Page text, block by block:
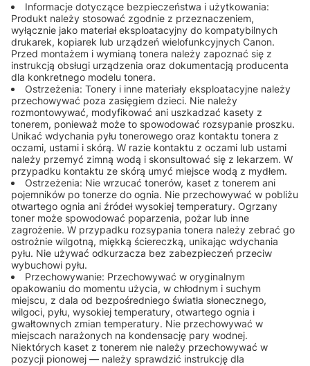
Informacje dotyczące bezpieczeństwa i użytkowania:
Produkt należy stosować zgodnie z przeznaczeniem,
wyłącznie jako materiał eksploatacyjny do kompatybilnych
drukarek, kopiarek lub urządzeń wielofunkcyjnych Canon.
Przed montażem i wymianą tonera należy zapoznać się z
instrukcją obsługi urządzenia oraz dokumentacją producenta
dla konkretnego modelu tonera.
Ostrzeżenia: Tonery i inne materiały eksploatacyjne należy
przechowywać poza zasięgiem dzieci. Nie należy
rozmontowywać, modyfikować ani uszkadzać kasety z
tonerem, ponieważ może to spowodować rozsypanie proszku.
Unikać wdychania pyłu tonerowego oraz kontaktu tonera z
oczami, ustami i skórą. W razie kontaktu z oczami lub ustami
należy przemyć zimną wodą i skonsultować się z lekarzem. W
przypadku kontaktu ze skórą umyć miejsce wodą z mydłem.
Ostrzeżenia: Nie wrzucać tonerów, kaset z tonerem ani
pojemników po tonerze do ognia. Nie przechowywać w pobliżu
otwartego ognia ani źródeł wysokiej temperatury. Ogrzany
toner może spowodować poparzenia, pożar lub inne
zagrożenie. W przypadku rozsypania tonera należy zebrać go
ostrożnie wilgotną, miękką ściereczką, unikając wdychania
pyłu. Nie używać odkurzacza bez zabezpieczeń przeciw
wybuchowi pyłu.
Przechowywanie: Przechowywać w oryginalnym
opakowaniu do momentu użycia, w chłodnym i suchym
miejscu, z dala od bezpośredniego światła słonecznego,
wilgoci, pyłu, wysokiej temperatury, otwartego ognia i
gwałtownych zmian temperatury. Nie przechowywać w
miejscach narażonych na kondensację pary wodnej.
Niektórych kaset z tonerem nie należy przechowywać w
pozycji pionowej — należy sprawdzić instrukcję dla